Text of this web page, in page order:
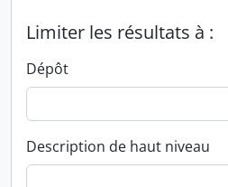
Limiter les résultats à :
Dépôt
Description de haut niveau